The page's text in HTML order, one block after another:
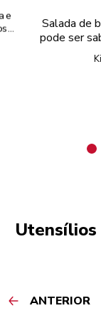
e
Salada de
pode ser
Utensílios
ANTERIOR